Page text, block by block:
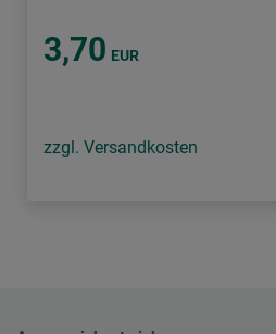
3,70 EUR
zzgl. Versandkosten